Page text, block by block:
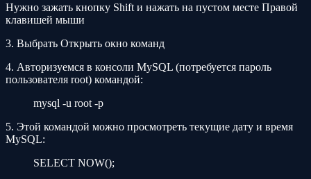
Нужно зажать кнопку Shift и нажать на пустом месте Правой
клавишей мыши
3. Выбрать Открыть окно команд
4. Авторизуемся в консоли MySQL (потребуется пароль
пользователя root) командой:
mysql -u root -p
5. Этой командой можно просмотреть текущие дату и время
MySQL:
SELECT NOW();